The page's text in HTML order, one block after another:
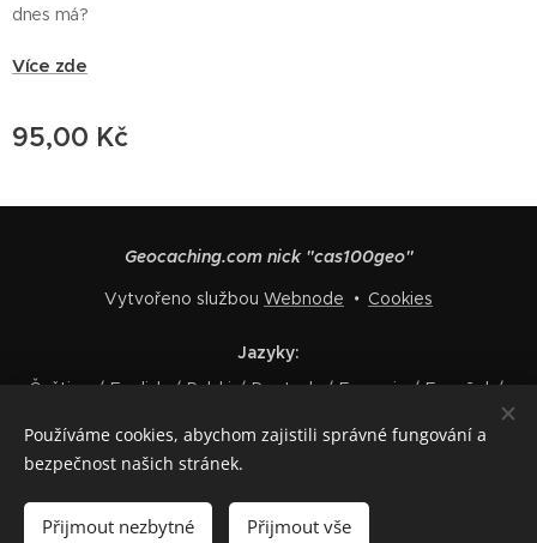
dnes má?
Více zde
95,00 Kč
Do košíku
Geocaching.com nick "cas100geo"
Vytvořeno službou Webnode Cookies
Jazyky
Čeština
English Polski Deutsch Français
Español
Používáme cookies, abychom zajistili správné fungování a
bezpečnost našich stránek.
Přijmout nezbytné Přijmout vše